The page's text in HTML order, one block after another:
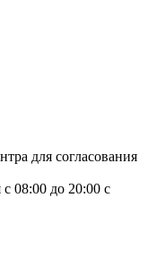
для согласования
08:00 до 20:00 с